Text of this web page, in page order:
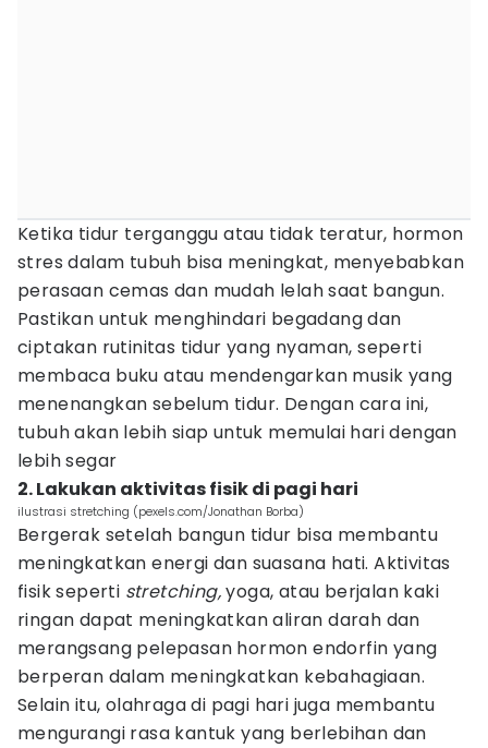
Ketika tidur terganggu atau tidak teratur, hormon
stres dalam tubuh bisa meningkat, menyebabkan
perasaan cemas dan mudah lelah saat bangun.
Pastikan untuk menghindari begadang dan
ciptakan rutinitas tidur yang nyaman, seperti
membaca buku atau mendengarkan musik yang
menenangkan sebelum tidur. Dengan cara ini,
tubuh akan lebih siap untuk memulai hari dengan
lebih segar
2. Lakukan aktivitas fisik di pagi hari
ilustrasi stretching (pexels.com/Jonathan Borba)
Bergerak setelah bangun tidur bisa membantu
meningkatkan energi dan suasana hati. Aktivitas
fisik seperti stretching,yoga, atau berjalan kaki
ringan dapat meningkatkan aliran darah dan
merangsang pelepasan hormon endorfin yang
berperan dalam meningkatkan kebahagiaan.
Selain itu, olahraga di pagi hari juga membantu
mengurangi rasa kantuk yang berlebihan dan